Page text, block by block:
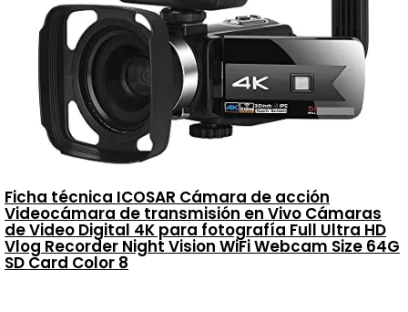
Ficha técnica ICOSAR Cámara de acción
Videocámara de transmisión en Vivo Cámaras
de Video Digital 4K para fotografía Full Ultra HD
Vlog Recorder Night Vision WiFi Webcam Size 64G
SD Card Color 8